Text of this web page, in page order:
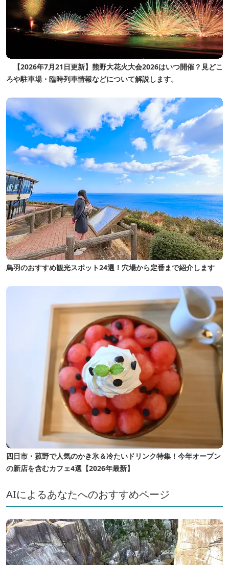
【2026年7月21日更新】熊野大花火大会2026はいつ開催？見どこ
ろや駐車場・臨時列車情報などについて解説します。
鳥羽のおすすめ観光スポット24選！穴場から定番まで紹介します
四日市・菰野で人気のかき氷＆冷たいドリンク特集！今年オープン
の新店を含むカフェ4選【2026年最新】
AIによるあなたへのおすすめページ